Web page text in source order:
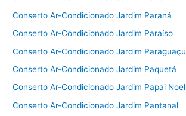
Conserto Ar-Condicionado Jardim Paraná
Conserto Ar-Condicionado Jardim Paraíso
Conserto Ar-Condicionado Jardim Paraguaçu
Conserto Ar-Condicionado Jardim Paquetá
Conserto Ar-Condicionado Jardim Papai Noel
Conserto Ar-Condicionado Jardim Pantanal